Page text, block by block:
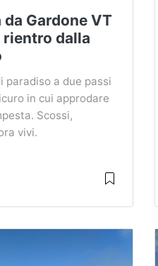
Gardone VT
dalla
paradiso a due passi
in cui approdare
Scossi,
vivi.